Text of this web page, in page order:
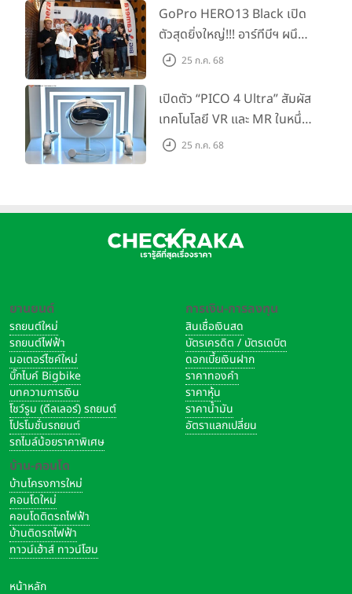
Dominator แห่งปี! ในราคา
เริ่มต้นเพียง 8,999 บาท
GoPro HERO13 Black เปิด
ตัวสุดยิ่งใหญ่!!! อาร์ทีบีฯ ผนึก
กำลัง Big Camera และ
สร้างสรรค์ ‘GoPro...Go Pro
Creators’
25 ก.ค. 68
เปิดตัว “PICO 4 Ultra” สัมผัส
เทคโนโลยี VR และ MR ในหนึ่ง
เดียว ยกระดับการทำงานและ
25 ก.ค. 68
ยานยนต์
รถยนต์ใหม่
รถยนต์ไฟฟ้า
มอเตอร์ไซค์ใหม่
บิ๊กไบค์ Bigbike
บทความการเงิน
โชว์รูม (ดีลเลอร์) รถยนต์
โปรโมชั่นรถยนต์
รถไมล์น้อยราคาพิเศษ
บ้าน-คอนโด
บ้านโครงการใหม่
คอนโดใหม่
คอนโดติดรถไฟฟ้า
บ้านติดรถไฟฟ้า
ทาวน์เฮ้าส์ ทาวน์โฮม
การเงิน-การลงทุน
สินเชื่อเงินสด
บัตรเครดิต / บัตรเดบิต
ดอกเบี้ยเงินฝาก
ราคาทองคำ
ราคาหุ้น
ราคาน้ำมัน
อัตราแลกเปลี่ยน
หน้าหลัก